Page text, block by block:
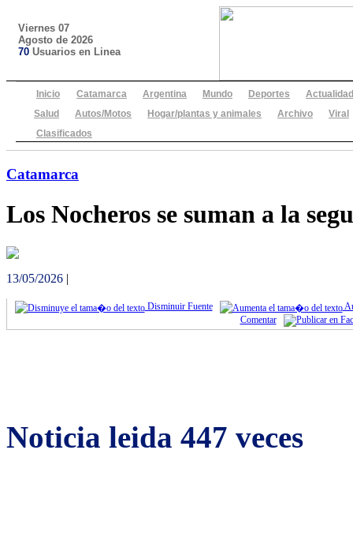
Viernes 07
Agosto de 2026
70 Usuarios en Linea
Inicio Catamarca Argentina Mundo Deportes
Actualidad
Salud
Autos/Motos Hogar/plantas y animales Archivo
Viral
Clasificados
Catamarca
Los Nocheros se suman a la
13/05/2026 |
Disminuir Fuente
Comentar
Noticia leida 447 veces